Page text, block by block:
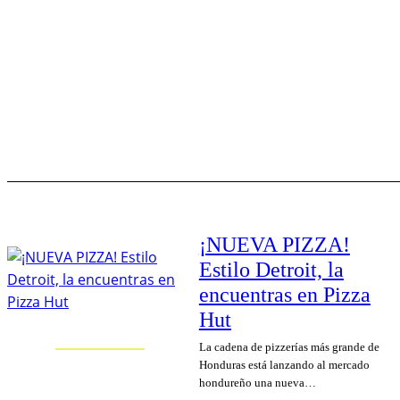
¡NUEVA PIZZA!
Estilo Detroit, la
encuentras en Pizza
Hut
La cadena de pizzerías más grande de
Honduras está lanzando al mercado
hondureño una nueva…